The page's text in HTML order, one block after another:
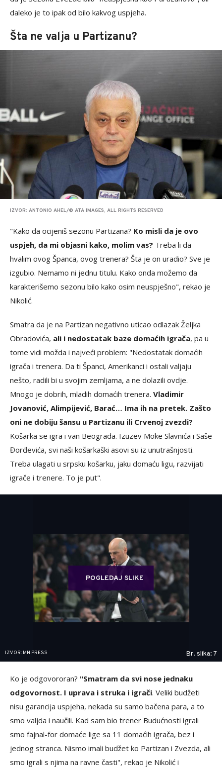
daleko je to ipak od bilo kakvog uspjeha.
Šta ne valja u Partizanu?
IZVOR: ANTONIO AHEL/© ATA IMAGES, ALL RIGHTS RESERVED
"Kako da ocijeniš sezonu Partizana? Ko misli da je ovo
uspjeh, da mi objasni kako, molim vas? Treba li da
hvalim ovog Španca, ovog trenera? Šta je on uradio? Sve je
izgubio. Nemamo ni jednu titulu. Kako onda možemo da
karakterišemo sezonu bilo kako osim neuspješno", rekao je
Nikolić.
Smatra da je na Partizan negativno uticao odlazak Željka
Obradovića, ali i nedostatak baze domaćih igrača, pa u
tome vidi možda i najveći problem: "Nedostatak domaćih
igrača i trenera. Da ti Španci, Amerikanci i ostali valjaju
nešto, radili bi u svojim zemljama, a ne dolazili ovdje.
Mnogo je dobrih, mladih domaćih trenera. Vladimir
Jovanović, Alimpijević, Barać… Ima ih na pretek. Zašto
oni ne dobiju šansu u Partizanu ili Crvenoj zvezdi?
Košarka se igra i van Beograda. Izuzev Moke Slavnića i Saše
Đorđevića, svi naši košarkaški asovi su iz unutrašnjosti.
Treba ulagati u srpsku košarku, jaku domaću ligu, razvijati
igrače i trenere. To je put".
POGLEDAJ SLIKE
IZVOR: MN PRESS Br. slika: 7
Ko je odgovororan? "Smatram da svi nose jednaku
odgovornost. I uprava i struka i igrači. Veliki budžeti
nisu garancija uspjeha, nekada su samo bačena para, a to
smo valjda i naučili. Kad sam bio trener Budućnosti igrali
smo fajnal-for domaće lige sa 11 domaćih igrača, bez i
jednog stranca. Nismo imali budžet ko Partizan i Zvezda, ali
smo igrali s njima na ravne časti", rekao je Nikolić i